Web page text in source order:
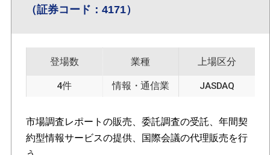
（証券コード：4171）
登場数
4件
業種
情報・通信業
上場区分
JASDAQ
市場調査レポートの販売、委託調査の受託、年間契
約型情報サービスの提供、国際会議の代理販売を行